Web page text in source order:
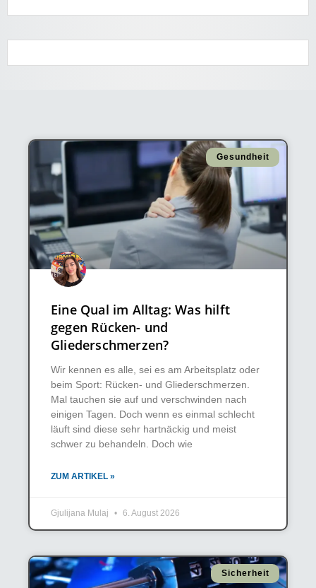
Gesundheit
Eine Qual im Alltag: Was hilft
gegen Rücken- und
Gliederschmerzen?
Wir kennen es alle, sei es am Arbeitsplatz oder
beim Sport: Rücken- und Gliederschmerzen.
Mal tauchen sie auf und verschwinden nach
einigen Tagen. Doch wenn es einmal schlecht
läuft sind diese sehr hartnäckig und meist
schwer zu behandeln. Doch wie
ZUM ARTIKEL »
Gjulijana Mulaj 6. August 2026
Sicherheit